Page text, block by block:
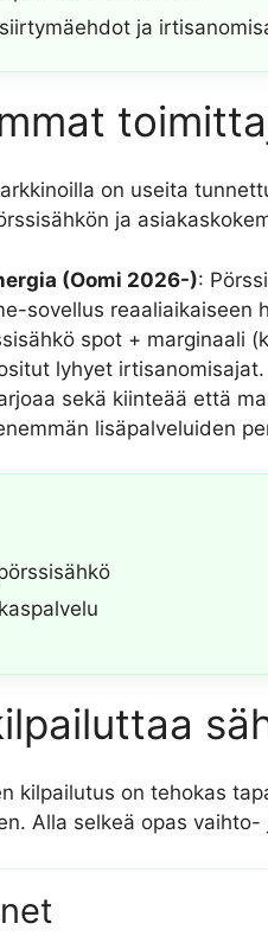
ja
on useita
ja
(Oomi 2026-):
sovellus reaaliaikaiseen
spot + marginaali
lyhyet irtisanomisajat.
sekä kiinteää että
lisäpalveluiden
kilpailutus on tehokas
Alla selkeä opas